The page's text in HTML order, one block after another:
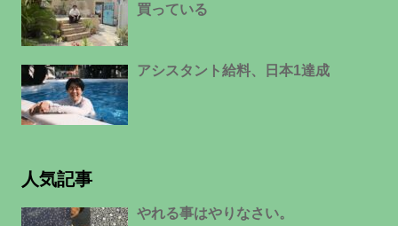
買っている
アシスタント給料、日本1達成
人気記事
やれる事はやりなさい。